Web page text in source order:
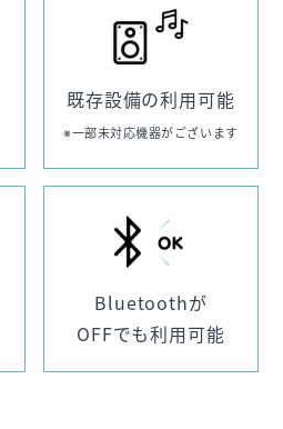
既存設備の利用可能
※一部未対応機器がございます
Bluetoothが
OFFでも利用可能